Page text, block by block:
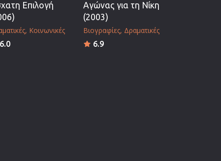
Επιλογή
Κοινωνικές
6.0
Αγώνας για τη Νίκη
(2003)
Βιογραφίες Δραματικές
6.9